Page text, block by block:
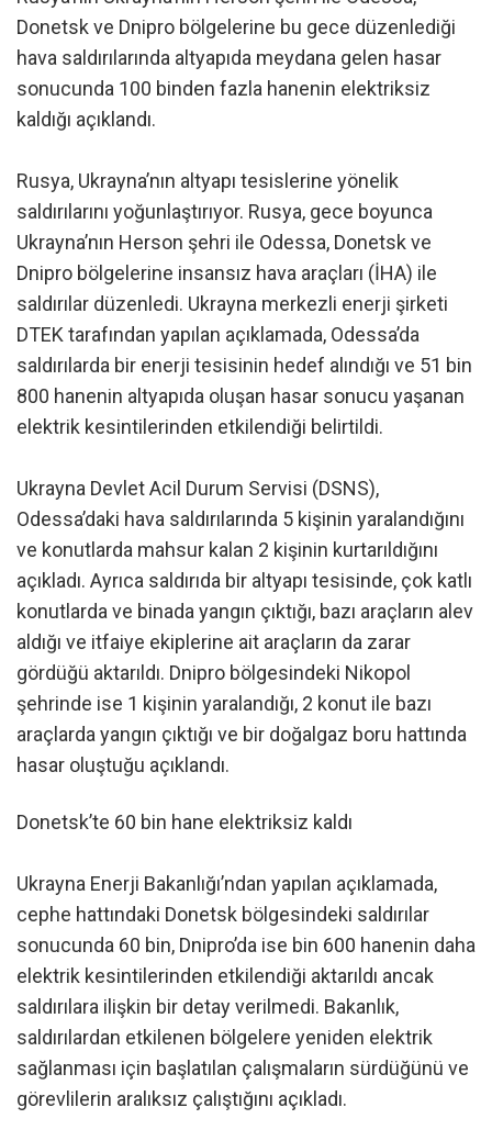
Donetsk ve Dnipro bölgelerine bu gece düzenlediği
hava saldırılarında altyapıda meydana gelen hasar
sonucunda 100 binden fazla hanenin elektriksiz
kaldığı açıklandı.
Rusya, Ukrayna’nın altyapı tesislerine yönelik
saldırılarını yoğunlaştırıyor. Rusya, gece boyunca
Ukrayna’nın Herson şehri ile Odessa, Donetsk ve
Dnipro bölgelerine insansız hava araçları (İHA) ile
saldırılar düzenledi. Ukrayna merkezli enerji şirketi
DTEK tarafından yapılan açıklamada, Odessa’da
saldırılarda bir enerji tesisinin hedef alındığı ve 51 bin
800 hanenin altyapıda oluşan hasar sonucu yaşanan
elektrik kesintilerinden etkilendiği belirtildi.
Ukrayna Devlet Acil Durum Servisi (DSNS),
Odessa’daki hava saldırılarında 5 kişinin yaralandığını
ve konutlarda mahsur kalan 2 kişinin kurtarıldığını
açıkladı. Ayrıca saldırıda bir altyapı tesisinde, çok katlı
konutlarda ve binada yangın çıktığı, bazı araçların alev
aldığı ve itfaiye ekiplerine ait araçların da zarar
gördüğü aktarıldı. Dnipro bölgesindeki Nikopol
şehrinde ise 1 kişinin yaralandığı, 2 konut ile bazı
araçlarda yangın çıktığı ve bir doğalgaz boru hattında
hasar oluştuğu açıklandı.
Donetsk’te 60 bin hane elektriksiz kaldı
Ukrayna Enerji Bakanlığı’ndan yapılan açıklamada,
cephe hattındaki Donetsk bölgesindeki saldırılar
sonucunda 60 bin, Dnipro’da ise bin 600 hanenin daha
elektrik kesintilerinden etkilendiği aktarıldı ancak
saldırılara ilişkin bir detay verilmedi. Bakanlık,
saldırılardan etkilenen bölgelere yeniden elektrik
sağlanması için başlatılan çalışmaların sürdüğünü ve
görevlilerin aralıksız çalıştığını açıkladı.